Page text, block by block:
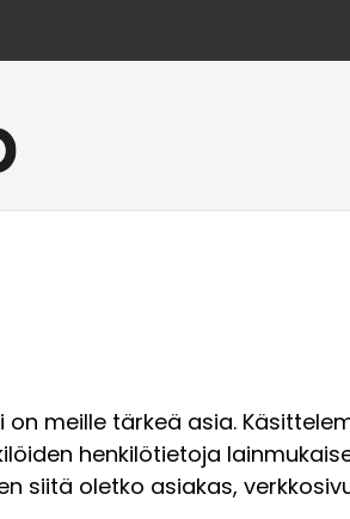
on meille tärkeä asia.
henkilötietoja
siitä oletko asiakas,